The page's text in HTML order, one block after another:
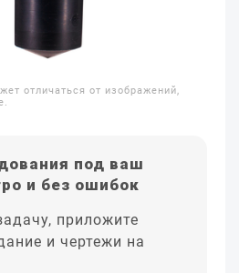
отличаться от изображений,
под ваш
и без ошибок
приложите
и чертежи на